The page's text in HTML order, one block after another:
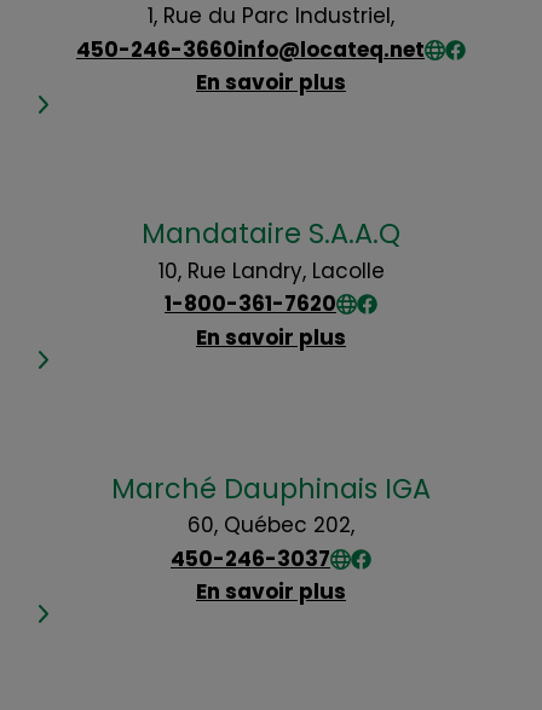
1, Rue du Parc Industriel,
450-246-3660info@locateq.net
En savoir plus
Mandataire S.A.A.Q
10, Rue Landry, Lacolle
1-800-361-7620
En savoir plus
Marché Dauphinais IGA
60, Québec 202,
450-246-3037
En savoir plus